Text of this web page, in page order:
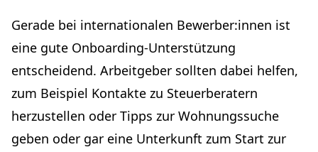
Gerade bei internationalen Bewerber:innen ist
eine gute Onboarding-Unterstützung
entscheidend. Arbeitgeber sollten dabei helfen,
zum Beispiel Kontakte zu Steuerberatern
herzustellen oder Tipps zur Wohnungssuche
geben oder gar eine Unterkunft zum Start zur